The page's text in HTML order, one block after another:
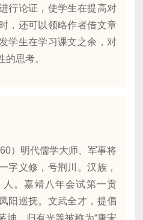
行论证，使学生在提高对
，还可以领略作者借文章
学生在学习课文之余，对
思考。
明代儒学大师、军事将
字义修，号荆川。汉族，
。嘉靖八年会试第一贡
阳巡抚。文武全才，提倡
坤、归有光等被称为“唐宋